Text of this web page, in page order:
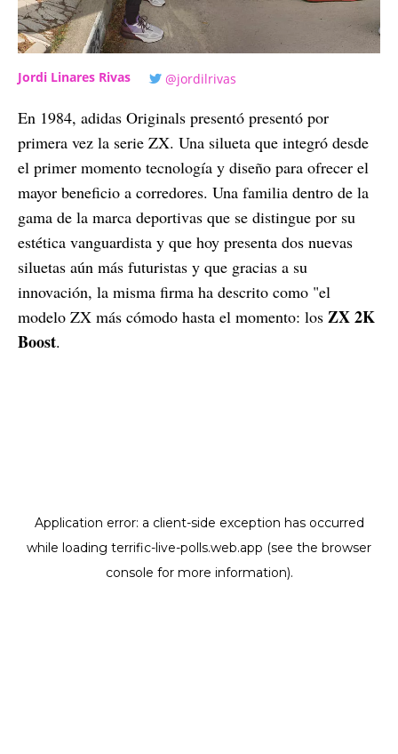
Jordi Linares Rivas @jordilrivas
En 1984, adidas Originals presentó presentó por
primera vez la serie ZX. Una silueta que integró desde
el primer momento tecnología y diseño para ofrecer el
mayor beneficio a corredores. Una familia dentro de la
gama de la marca deportivas que se distingue por su
estética vanguardista y que hoy presenta dos nuevas
siluetas aún más futuristas y que gracias a su
innovación, la misma firma ha descrito como "el
modelo ZX más cómodo hasta el momento: los ZX 2K
Boost.